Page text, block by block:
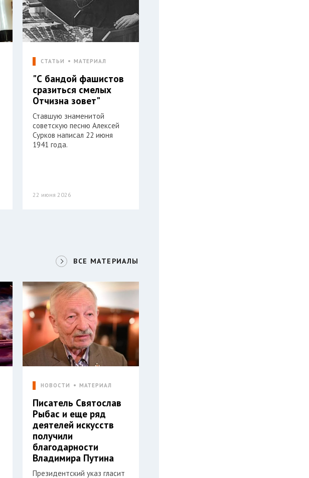
СТАТЬИ МАТЕРИАЛ
"С бандой фашистов
сразиться смелых
Отчизна зовет"
Ставшую знаменитой
советскую песню Алексей
Сурков написал 22 июня
1941 года.
22 июня 2026
ВСЕ МАТЕРИАЛЫ
НОВОСТИ МАТЕРИАЛ
Писатель Святослав
Рыбас и еще ряд
деятелей искусств
получили
благодарности
Владимира Путина
Президентский указ гласит